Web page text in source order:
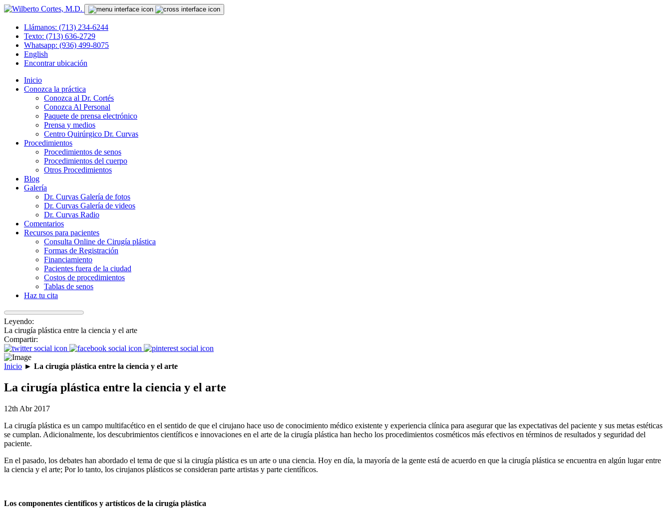
Llámanos: (713) 234-6244
Texto: (713) 636-2729
Whatsapp: (936) 499-8075
English
Encontrar ubicación
Inicio
Conozca la práctica
Conozca al Dr. Cortés
Conozca Al Personal
Paquete de prensa electrónico
Prensa y medios
Centro Quirúrgico Dr. Curvas
Procedimientos
Procedimientos de senos
Procedimientos del cuerpo
Otros Procedimientos
Blog
Galería
Dr. Curvas Galería de fotos
Dr. Curvas Galería de videos
Dr. Curvas Radio
Comentarios
Recursos para pacientes
Consulta Online de Cirugía plástica
Formas de Registración
Financiamiento
Pacientes fuera de la ciudad
Costos de procedimientos
Tablas de senos
Haz tu cita
Leyendo:
La cirugía plástica entre la ciencia y el arte
Compartir:
Inicio ► La cirugía plástica entre la ciencia y el arte
La cirugía plástica entre la ciencia y el arte
12th Abr 2017
La cirugía plástica es un campo multifacético en el sentido de que el cirujano hace uso de conocimiento médico existente y experiencia clínica para asegurar que las expectativas del paciente y sus metas estéticas
se cumplan. Adicionalmente, los descubrimientos científicos e innovaciones en el arte de la cirugía plástica han hecho los procedimientos cosméticos más efectivos en términos de resultados y seguridad del
paciente.
En el pasado, los debates han abordado el tema de que si la cirugía plástica es un arte o una ciencia. Hoy en día, la mayoría de la gente está de acuerdo en que la cirugía plástica se encuentra en algún lugar entre
la ciencia y el arte; Por lo tanto, los cirujanos plásticos se consideran parte artistas y parte científicos.
Los componentes científicos y artísticos de la cirugía plástica